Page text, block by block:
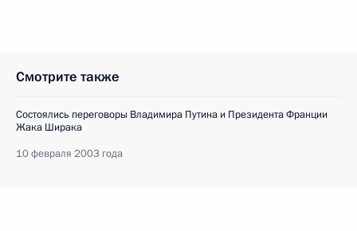
Смотрите также
Состоялись переговоры Владимира Путина и Президента Франции
Жака Ширака
10 февраля 2003 года